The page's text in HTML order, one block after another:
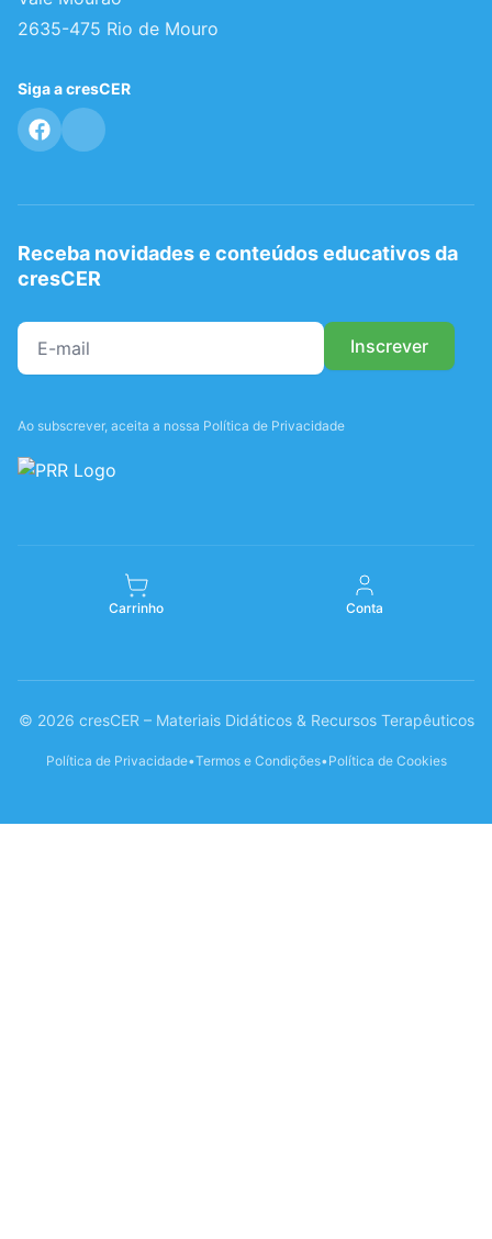
2635-475 Rio de Mouro
Siga a cresCER
Receba novidades e conteúdos educativos da
cresCER
Ao subscrever, aceita a nossa Política de Privacidade
Carrinho Conta
© 2026 cresCER – Materiais Didáticos & Recursos Terapêuticos
Política de Privacidade•Termos e Condições•Política de Cookies